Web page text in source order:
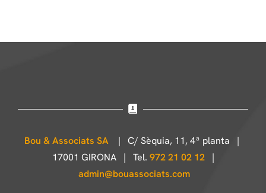
Bou & Associats SA
| C/ Sèquia, 11, 4ª planta |
17001 GIRONA | Tel. 972 21 02 12|
admin@bouassociats.com